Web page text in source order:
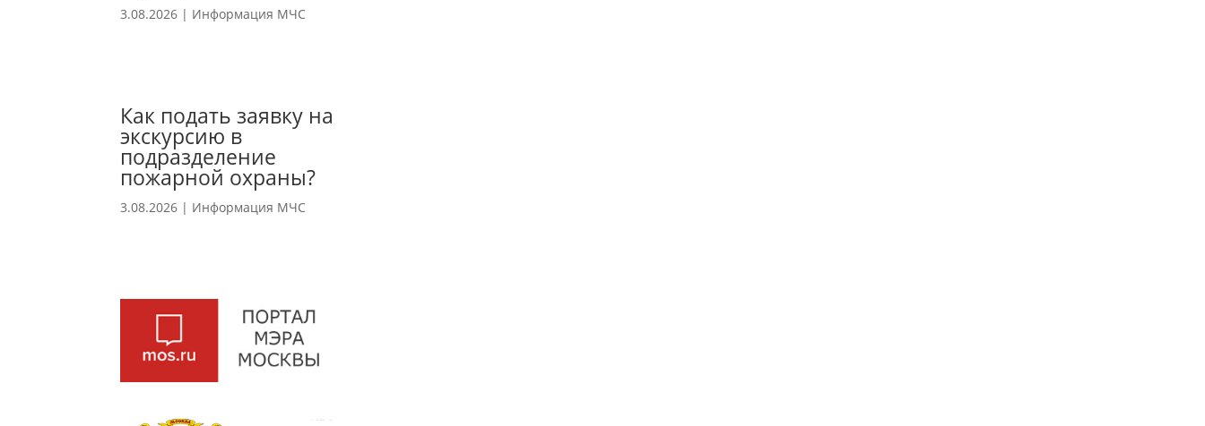
3.08.2026 | Информация МЧС
Как подать заявку на
экскурсию в
подразделение
пожарной охраны?
3.08.2026 | Информация МЧС